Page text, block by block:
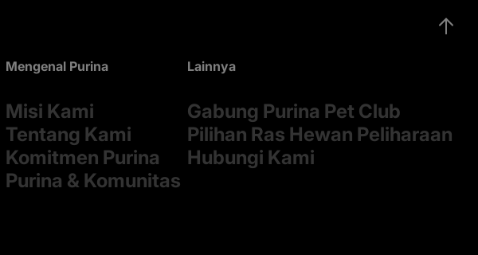
Mengenal Purina
Misi Kami
Tentang Kami
Komitmen Purina
Purina & Komunitas
Lainnya
Gabung Purina Pet Club
Pilihan Ras Hewan Peliharaan
Hubungi Kami